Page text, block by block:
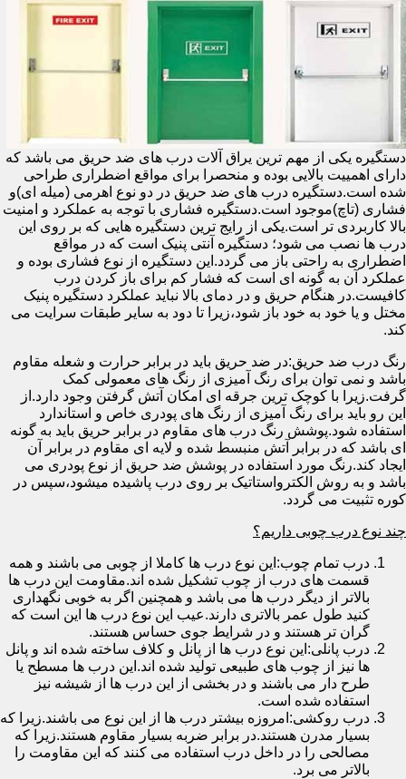
دستگیره یکی از مهم ترین یراق آلات درب های ضد حریق می باشد که
دارای اهمییت بالایی بوده و منحصرا برای مواقع اضطراری طراحی
شده است.دستگیره درب های ضد حریق در دو نوع اهرمی (میله ای)و
فشاری (تاچ)موجود است.دستگیره فشاری با توجه به عملکرد و امنیت
بالا کاربردی تر است.یکی از رایج ترین دستگیره هایی که بر روی این
درب ها نصب می شود؛ دستگیره آنتی پنیک است که در مواقع
اضطراری به راحتی باز می گردد.این دستگیره از نوع فشاری بوده و
عملکرد آن به گونه ای است که فشار کم برای باز کردن درب
کافیست.در هنگام حریق و در دمای بالا نباید عملکرد دستگیره پنیک
مختل و یا خود به خود باز شود،زیرا تا دود به سایر طبقات سرایت می
کند.
رنگ درب ضد حریق:در ضد حریق باید در برابر حرارت و شعله مقاوم
باشد و نمی توان برای رنگ آمیزی از رنگ های معمولی کمک
گرفت.زیرا با کوچک ترین جرقه ای امکان آتش گرفتن وجود دارد.از
این رو باید برای رنگ آمیزی از رنگ های پودری خاص و استاندارد
استفاده شود.پوشش رنگ درب های مقاوم در برابر حریق باید به گونه
ای باشد که در برابر آتش منبسط شده و لایه ای مقاوم در برابر آن
ایجاد کند.رنگ مورد استفاده در پوشش ضد حریق از نوع پودری می
باشد و به روش الکترواستاتیک بر روی درب پاشیده میشود،سپس در
کوره تثبیت می گردد.
چند نوع درب چوبی داریم؟
درب تمام چوب:این نوع درب ها کاملا از چوبی می باشند و همه
قسمت های درب از چوب تشکیل شده اند.مقاومت این درب ها
بالاتر از دیگر درب ها می باشد و همچنین اگر به خوبی نگهداری
کنید طول عمر بالاتری دارند.عیب این نوع درب ها این است که
گران تر هستند و در شرایط جوی حساس هستند.
درب پانلی:این نوع درب ها از پانل و کلاف ساخته شده اند و پانل
ها نیز از چوب های طبیعی تولید شده اند.این درب ها مسطح یا
طرح دار می باشند و در بخشی از این درب ها از شیشه نیز
استفاده شده است.
درب روکشی:امروزه بیشتر درب ها از این نوع می باشند.زیرا که
بسیار مدرن هستند.در برابر ضربه بسیار مقاوم هستند.زیرا که
مصالحی را در داخل درب استفاده می کنند که این مقاومت را
بالاتر می برد.